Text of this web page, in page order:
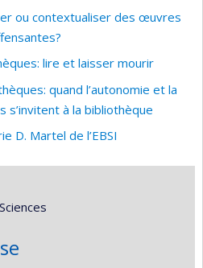
ou contextualiser des œuvres
lire et laisser mourir
quand l’autonomie et la
s’invitent à la bibliothèque
D. Martel de l’EBSI